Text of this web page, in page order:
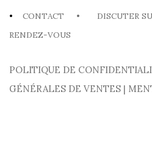
• CONTACT • DISCUTER
RENDEZ-VOUS
POLITIQUE DE
GÉNÉRALES DE VENTES |